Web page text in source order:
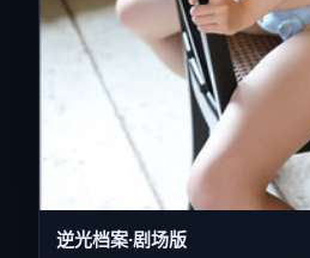
逆光档案·剧场版